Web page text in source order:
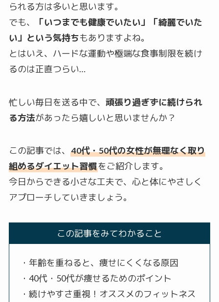
られる方は多いと思います。
でも、
「いつまでも健康でいたい」「綺麗でいた
い」という気持ちもありますよね。
とはいえ、ハードな運動や極端な食事制限を続け
るのは正直つらい…
忙しい毎日を送る中で、 頑張り過ぎずに続けられ
る方法があったら嬉しいと思いませんか？
この記事では、 40代・50代の女性が無理なく取り
組めるダイエット習慣をご紹介します。
今日からできる小さな工夫で、心と体にやさしく
アプローチしていきましょう。
この記事をみてわかること
・年齢を重ねると、痩せにくくなる原因
・40代・50代が痩せるためのポイント
・続けやすさ重視！オススメのフィットネス